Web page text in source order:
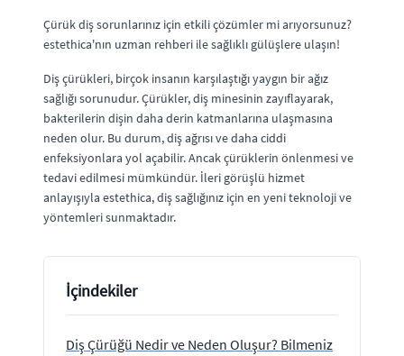
Çürük diş sorunlarınız için etkili çözümler mi arıyorsunuz?
estethica'nın uzman rehberi ile sağlıklı gülüşlere ulaşın!
Diş çürükleri, birçok insanın karşılaştığı yaygın bir ağız
sağlığı sorunudur. Çürükler, diş minesinin zayıflayarak,
bakterilerin dişin daha derin katmanlarına ulaşmasına
neden olur. Bu durum, diş ağrısı ve daha ciddi
enfeksiyonlara yol açabilir. Ancak çürüklerin önlenmesi ve
tedavi edilmesi mümkündür. İleri görüşlü hizmet
anlayışıyla estethica, diş sağlığınız için en yeni teknoloji ve
yöntemleri sunmaktadır.
İçindekiler
Diş Çürüğü Nedir ve Neden Oluşur? Bilmeniz